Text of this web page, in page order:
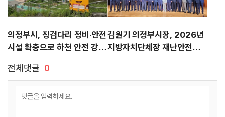
의정부시, 징검다리 정비‧안전
시설 확충으로 하천 안전 강화
김원기 의정부시장, 2026년
지방자치단체장 재난안전교육
전체댓글 0